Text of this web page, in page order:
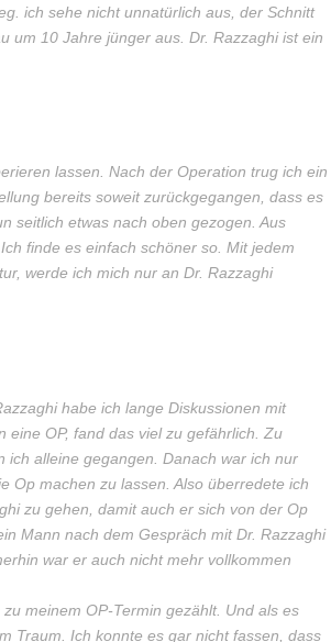
ich sehe nicht unnatürlich aus, der Schnitt
um 10 Jahre jünger aus. Dr. Razzaghi ist ein
lassen. Nach der Operation trug ich ein
bereits soweit zurückgegangen, dass es
seitlich etwas nach oben gezogen. Aus
finde es einfach schöner so. Mit jedem
werde ich mich nur an Dr. Razzaghi
habe ich lange Diskussionen mit
OP, fand das viel zu gefährlich. Zu
ich alleine gegangen. Danach war ich nur
Op machen zu lassen. Also überredete ich
zu gehen, damit auch er sich von der Op
Mann nach dem Gespräch mit Dr. Razzaghi
war er auch nicht mehr vollkommen
meinem OP-Termin gezählt. Und als es
Traum. Ich konnte es gar nicht fassen, dass